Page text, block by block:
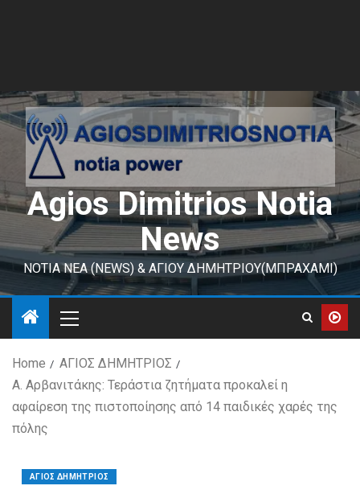
Agios Dimitrios Notia
News
ΝΟΤΙΑ ΝΕΑ (NEWS) & ΑΓΙΟΥ ΔΗΜΗΤΡΙΟΥ(ΜΠΡΑΧΑΜΙ)
Home
ΑΓΙΟΣ ΔΗΜΗΤΡΙΟΣ
Α. Αρβανιτάκης: Τεράστια ζητήματα προκαλεί η
αφαίρεση της πιστοποίησης από 14 παιδικές χαρές της
πόλης
ΑΓΙΟΣ ΔΗΜΗΤΡΙΟΣ